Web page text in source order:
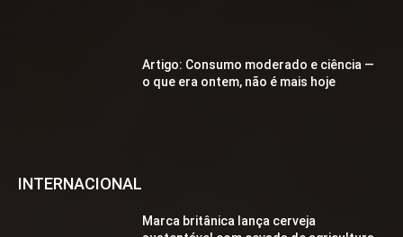
Artigo: Consumo moderado e ciência —
o que era ontem, não é mais hoje
INTERNACIONAL
Marca britânica lança cerveja